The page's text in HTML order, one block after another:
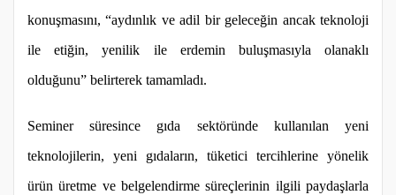
konuşmasını, “aydınlık ve adil bir geleceğin ancak teknoloji
ile etiğin, yenilik ile erdemin buluşmasıyla olanaklı
olduğunu” belirterek tamamladı.
Seminer süresince gıda sektöründe kullanılan yeni
teknolojilerin, yeni gıdaların, tüketici tercihlerine yönelik
ürün üretme ve belgelendirme süreçlerinin ilgili paydaşlarla